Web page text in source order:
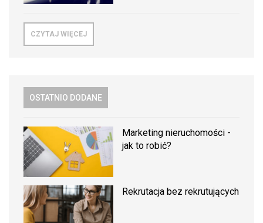
CZYTAJ WIĘCEJ
OSTATNIO DODANE
Marketing nieruchomości -
jak to robić?
Rekrutacja bez rekrutujących